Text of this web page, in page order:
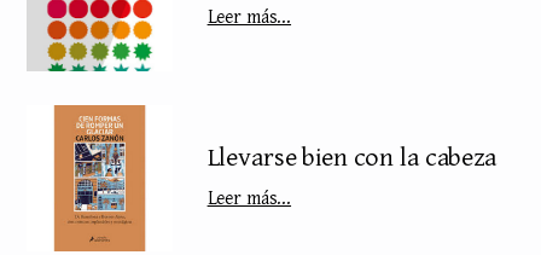
Leer más...
Llevarse bien con la cabeza
Leer más...